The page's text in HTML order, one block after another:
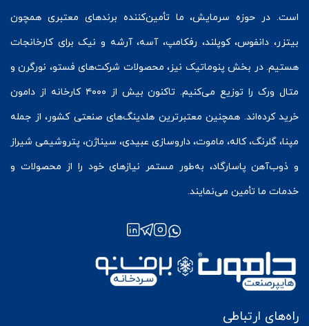
است. در حوزه سرمایش، ما تأمین‌کننده برندهای معتبری همچون
بیتزر، دانفوس،کوپلند، رفکامپ، آسه، آرشه و نیک برای کارخانجات
هستیم. در بخش پنوماتیک نیز، محصولات شرکت‌های فستو، نورگرن و
متال ورک
را توزیع می‌کنیم. تاکنون بیش از ۴۰۰۰ کارخانه از دامون
خرید کرده‌اند. همچنین معتبرترین هلدینگ‌های صنعتی کشور، از جمله
مپنا، گلرنگ، کاله، ماموت، داروسازی عبیدی، سیناژن، پتروشیمی شیراز
و ذوب‌آهن پاسارگاد، به‌طور مستمر نیازهای خود را از محصولات و
خدمات ما تأمین می‌نمایند.
راه‌های ارتباطی